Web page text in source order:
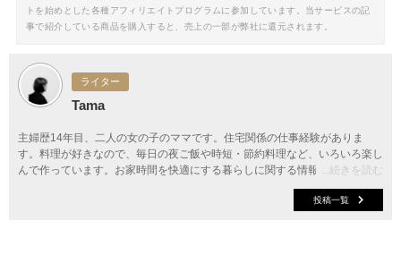
トを始めとした各種アフィリエイトプログラムに参加しています。当サービスの記
事で紹介している商品を購入すると、売上の一部が弊社に還元されます。
ライター
Tama
...続きを読む
主婦歴14年目、二人の女の子のママです。住宅関係の仕事経験がありま
す。料理が好きなので、毎日の夜ご飯や時短・節約料理など、いろいろ楽し
んで作っています。お家時間を快適にする暮らしに関する情報を提案してい
投稿一覧